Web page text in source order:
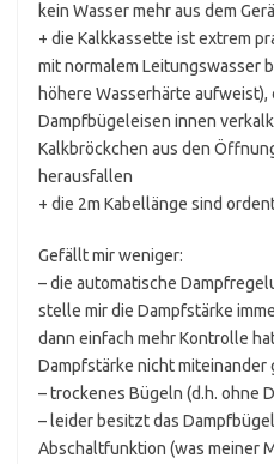
kein Wasser mehr aus dem
+ die Kalkkassette ist extrem
mit normalem Leitungswasser
höhere Wasserhärte aufweist),
Dampfbügeleisen innen
Kalkbröckchen aus den
herausfallen
+ die 2m Kabellänge sind
Gefällt mir weniger:
– die automatische
stelle mir die Dampfstärke
dann einfach mehr Kontrolle
Dampfstärke nicht miteinander
– trockenes Bügeln (d.h. ohne
– leider besitzt das
Abschaltfunktion (was meiner